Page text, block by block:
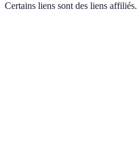
Certains liens sont des liens affiliés.